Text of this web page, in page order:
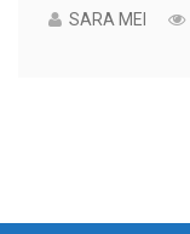
SARA MEI